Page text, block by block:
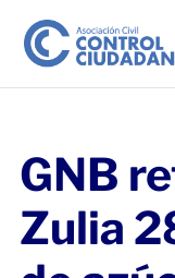
GNB
Zulia